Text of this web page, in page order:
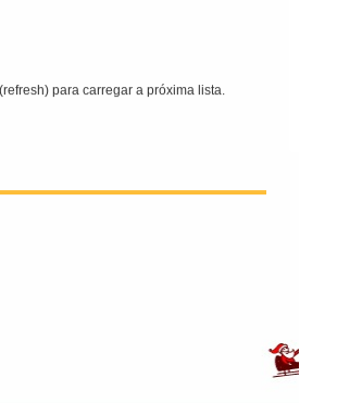
para carregar a próxima lista.